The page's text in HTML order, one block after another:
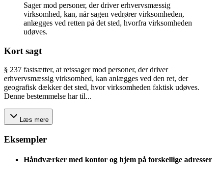
Sager mod personer, der driver erhvervsmæssig
virksomhed, kan, når sagen vedrører virksomheden,
anlægges ved retten på det sted, hvorfra virksomheden
udøves.
Kort sagt
§ 237 fastsætter, at retssager mod personer, der driver
erhvervsmæssig virksomhed, kan anlægges ved den ret, der
geografisk dækker det sted, hvor virksomheden faktisk udøves.
Denne bestemmelse har til...
Læs mere
Eksempler
Håndværker med kontor og hjem på forskellige adresser